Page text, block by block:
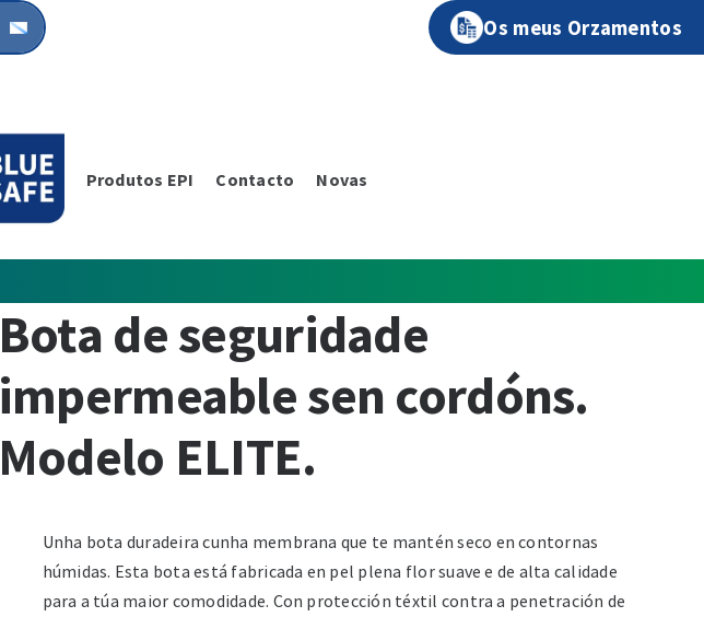
Os meus Orzamentos
Produtos EPI Contacto Novas
Bota de seguridade
impermeable sen cordóns.
Modelo ELITE.
Unha bota duradeira cunha membrana que te mantén seco en contornas
húmidas. Esta bota está fabricada en pel plena flor suave e de alta calidade
para a túa maior comodidade. Con protección téxtil contra a penetración de